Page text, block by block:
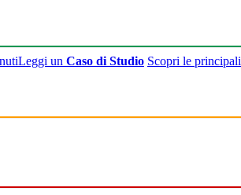
Leggi un Caso di Studio Scopri le principali